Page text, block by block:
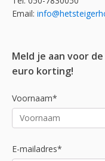
Email:
Meld je aan voor
euro korting!
Voornaam*
E-mailadres*